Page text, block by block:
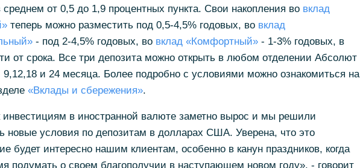
среднем от 0,5 до 1,9 процентных пункта. Свои накопления во вклад
теперь можно разместить под 0,5-4,5% годовых, во вклад
- под 2-4,5% годовых, во вклад «Комфортный»- 1-3% годовых, в
от срока. Все три депозита можно открыть в любом отделении Абсолют
9,12,18 и 24 месяца. Более подробно с условиями можно ознакомиться на
«Вклады и сбережения».
инвестициям в иностранной валюте заметно вырос и мы решили
новые условия по депозитам в долларах США. Уверена, что это
будет интересно нашим клиентам, особенно в канун праздников, когда
подумать о своем благополучии в наступающем новом году», - говорит